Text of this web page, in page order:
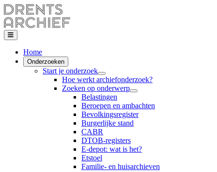
Home
Onderzoeken
Start je onderzoek
Hoe werkt archiefonderzoek?
Zoeken op onderwerp
Belastingen
Beroepen en ambachten
Bevolkingsregister
Burgerlijke stand
CABR
DTOB-registers
E-depot: wat is het?
Etstoel
Familie- en huisarchieven